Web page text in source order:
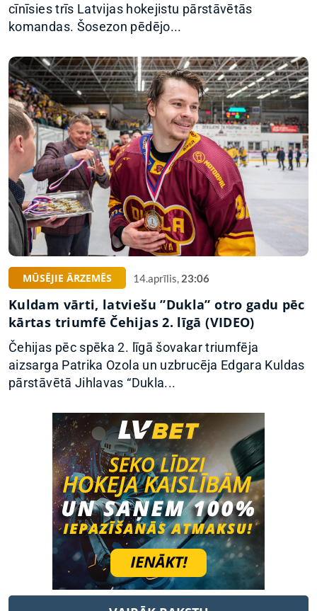
cīnīsies trīs Latvijas hokejistu pārstāvētās
komandas. Šosezon pēdējo...
MŪSĒJIE ĀRZEMĒS 14.aprīlis, 23:06
Kuldam vārti, latviešu ”Dukla” otro gadu pēc
kārtas triumfē Čehijas 2. līgā (VIDEO)
Čehijas pēc spēka 2. līgā šovakar triumfēja
aizsarga Patrika Ozola un uzbrucēja Edgara Kuldas
pārstāvētā Jihlavas “Dukla...